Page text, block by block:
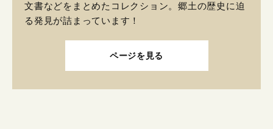
文書などをまとめたコレクション。郷土の歴史に迫
る発見が詰まっています！
ページを見る